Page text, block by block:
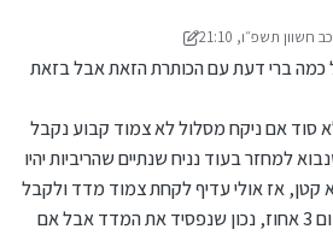
כב חשוון תשפ״ו, 21:10
על ידי מונטיפיורי
כמה ברי דעת עם הכותרת הזאת אבל בזאת
לא סוד אם ניקח מסלול לא צמוד קבוע נקבל
5 אחוז, כשנבוא למחזר בעוד נניח שנתיים שהריביות יהיו
קטן, אז אולי עדיף לקחת צמוד מדד ולקבל
ריבית בסביבות ה2.5 מקסימום 3 אחוז, נכון שנפסיד את המדד אבל אם